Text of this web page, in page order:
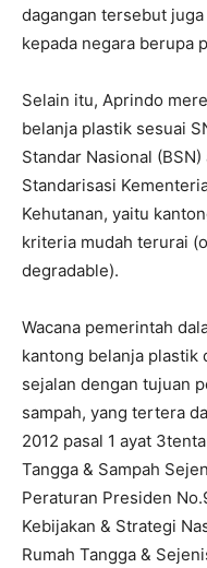
dagangan tersebut
kepada negara berupa
Selain itu, Aprindo
belanja plastik sesuai
Standar Nasional
Standarisasi
Kehutanan, yaitu
kriteria mudah terurai
degradable).
Wacana pemerintah
kantong belanja
sejalan dengan tujuan
sampah, yang tertera
2012 pasal 1 ayat
Tangga & Sampah
Peraturan Presiden
Kebijakan & Strategi
Rumah Tangga &